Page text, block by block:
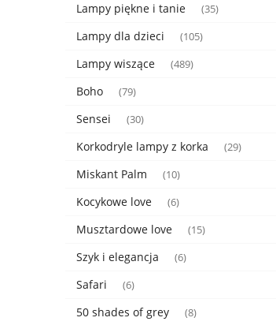
Lampy piękne i tanie (35)
Lampy dla dzieci (105)
Lampy wiszące (489)
Boho (79)
Sensei (30)
Korkodryle lampy z korka (29)
Miskant Palm (10)
Kocykowe love (6)
Musztardowe love (15)
Szyk i elegancja (6)
Safari (6)
50 shades of grey (8)